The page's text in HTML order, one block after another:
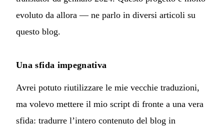
evoluto da allora — ne parlo in diversi articoli su
questo blog.
Una sfida impegnativa
Avrei potuto riutilizzare le mie vecchie traduzioni,
ma volevo mettere il mio script di fronte a una vera
sfida: tradurre l’intero contenuto del blog in